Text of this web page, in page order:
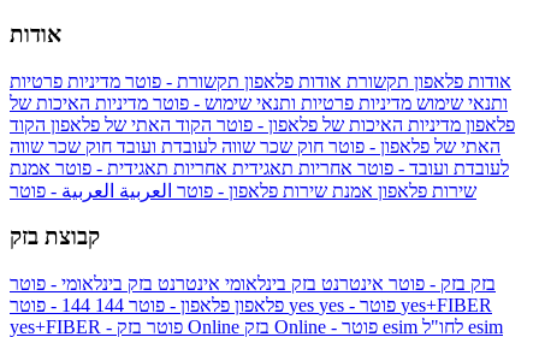
אודות
אודות פלאפון תקשורת אודות פלאפון תקשורת - פוטר מדיניות פרטיות
ותנאי שימוש מדיניות פרטיות ותנאי שימוש - פוטר מדיניות האיכות של
פלאפון מדיניות האיכות של פלאפון - פוטר הקוד האתי של פלאפון הקוד
האתי של פלאפון - פוטר חוק שכר שווה לעובדת ועובד חוק שכר שווה
לעובדת ועובד - פוטר אחריות תאגידית אחריות תאגידית - פוטר אמנת
שירות פלאפון אמנת שירות פלאפון - פוטר العربية العربية - פוטר
קבוצת בזק
בזק בזק - פוטר אינטרנט בזק בינלאומי אינטרנט בזק בינלאומי - פוטר
פלאפון פלאפון - פוטר 144 yes
yes+FIBER
yes+FIBER - פוטר בזק Online esim